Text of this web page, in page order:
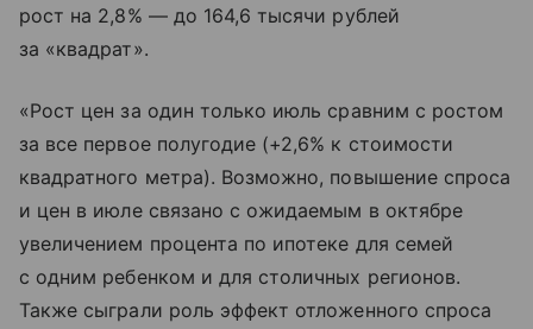
рост на 2,8% — до 164,6 тысячи рублей
за «квадрат».
«Рост цен за один только июль сравним с ростом
за все первое полугодие (+2,6% к стоимости
квадратного метра). Возможно, повышение спроса
и цен в июле связано с ожидаемым в октябре
увеличением процента по ипотеке для семей
с одним ребенком и для столичных регионов.
Также сыграли роль эффект отложенного спроса